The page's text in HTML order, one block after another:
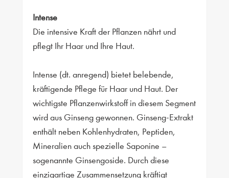
Intense
Die intensive Kraft der Pflanzen nährt und
pflegt Ihr Haar und Ihre Haut.
Intense (dt. anregend) bietet belebende,
kräftigende Pflege für Haar und Haut. Der
wichtigste Pflanzenwirkstoff in diesem Segment
wird aus Ginseng gewonnen. Ginseng-Extrakt
enthält neben Kohlenhydraten, Peptiden,
Mineralien auch spezielle Saponine –
sogenannte Ginsengoside. Durch diese
einzigartige Zusammensetzung kräftigt